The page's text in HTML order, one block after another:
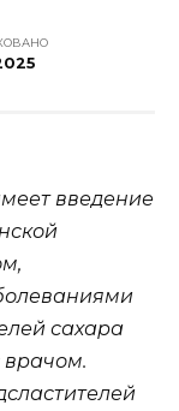
введение
сахара
врачом.